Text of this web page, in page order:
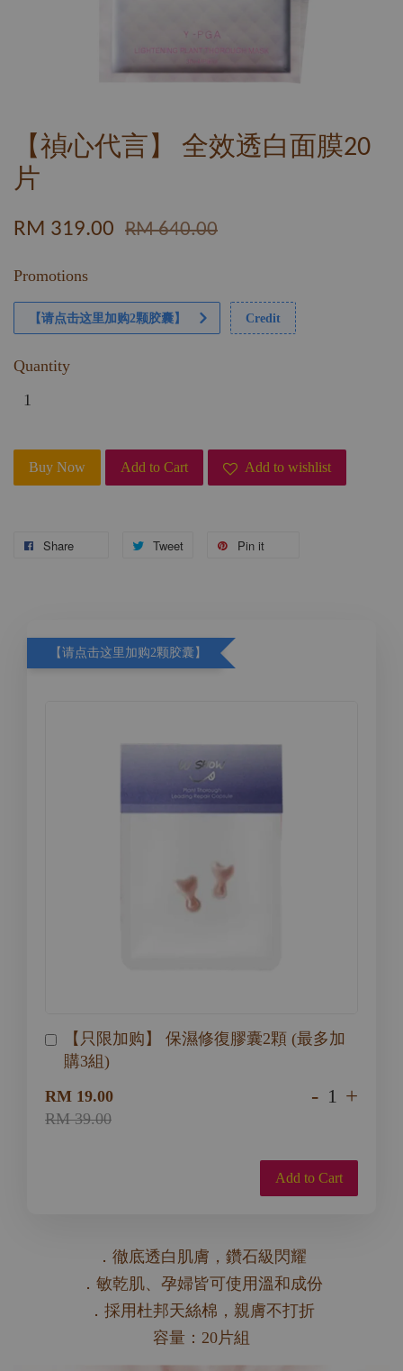
【禎心代言】 全效透白面膜20
片
RM 319.00 RM 640.00
Promotions
【请点击这里加购2颗胶囊】 Credit
Quantity
Buy Now Add to Cart Add to wishlist
Share Tweet Pin it
【请点击这里加购2颗胶囊】
【只限加购】 保濕修復膠囊2顆 (最多加
購3組)
RM 19.00
RM 39.00
- +
Add to Cart
．徹底透白肌膚，鑽石級閃耀
．敏乾肌、孕婦皆可使用溫和成份
．採用杜邦天絲棉，親膚不打折
容量：20片組